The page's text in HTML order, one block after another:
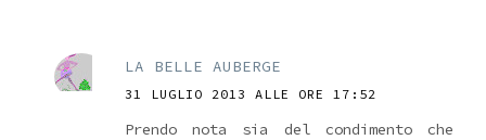
LA BELLE AUBERGE
31 LUGLIO 2013 ALLE ORE 17:52
Prendo nota sia del condimento che